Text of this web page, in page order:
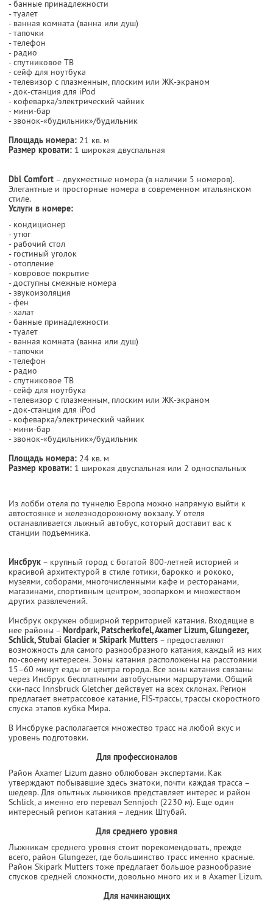
- банные принадлежности
- туалет
- ванная комната (ванна или душ)
- тапочки
- телефон
- радио
- спутниковое ТВ
- сейф для ноутбука
- телевизор с плазменным, плоским или ЖК-экраном
- док-станция для iPod
- кофеварка/электрический чайник
- мини-бар
- звонок-«будильник»/будильник
Площадь номера: 21 кв. м
Размер кровати: 1 широкая двуспальная
Dbl Comfort – двухместные номера (в наличии 5 номеров).
Элегантные и просторные номера в современном итальянском
стиле.
Услуги в номере:
- кондиционер
- утюг
- рабочий стол
- гостиный уголок
- отопление
- ковровое покрытие
- доступны смежные номера
- звукоизоляция
- фен
- халат
- банные принадлежности
- туалет
- ванная комната (ванна или душ)
- тапочки
- телефон
- радио
- спутниковое ТВ
- сейф для ноутбука
- телевизор с плазменным, плоским или ЖК-экраном
- док-станция для iPod
- кофеварка/электрический чайник
- мини-бар
- звонок-«будильник»/будильник
Площадь номера: 24 кв. м
Размер кровати: 1 широкая двуспальная или 2 односпальных
Из лобби отеля по туннелю Европа можно напрямую выйти к
автостоянке и железнодорожному вокзалу. У отеля
останавливается лыжный автобус, который доставит вас к
станции подъемника.
Инсбрук – крупный город с богатой 800-летней историей и
красивой архитектурой в стиле готики, барокко и рококо,
музеями, соборами, многочисленными кафе и ресторанами,
магазинами, спортивным центром, зоопарком и множеством
других развлечений.
Инсбрук окружен обширной территорией катания. Входящие в
нее районы – Nordpark, Patscherkofel, Axamer Lizum, Glungezer,
Schlick, Stubai Glacier и Skipark Mutters – предоставляют
возможность для самого разнообразного катания, каждый из них
по-своему интересен. Зоны катания расположены на расстоянии
15–60 минут езды от центра города. Все зоны катания связаны
через Инсбрук бесплатными автобусными маршрутами. Общий
ски-пасс Innsbruck Gletcher действует на всех склонах. Регион
предлагает внетрассовое катание, FIS-трассы, трассы скоростного
спуска этапов кубка Мира.
В Инсбруке располагается множество трасс на любой вкус и
уровень подготовки.
Для профессионалов
Район Axamer Lizum давно облюбован экспертами. Как
утверждают побывавшие здесь знатоки, почти каждая трасса –
шедевр. Для опытных лыжников представляет интерес и район
Schlick, а именно его перевал Sennjoch (2230 м). Еще один
интересный регион катания – ледник Штубай.
Для среднего уровня
Лыжникам среднего уровня стоит порекомендовать, прежде
всего, район Glungezer, где большинство трасс именно красные.
Район Skipark Mutters тоже предлагает большое разнообразие
спусков средней сложности, довольно много их и в Axamer Lizum.
Для начинающих